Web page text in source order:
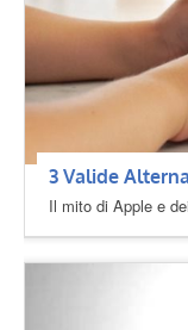
3 Valide
Il mito di Apple e